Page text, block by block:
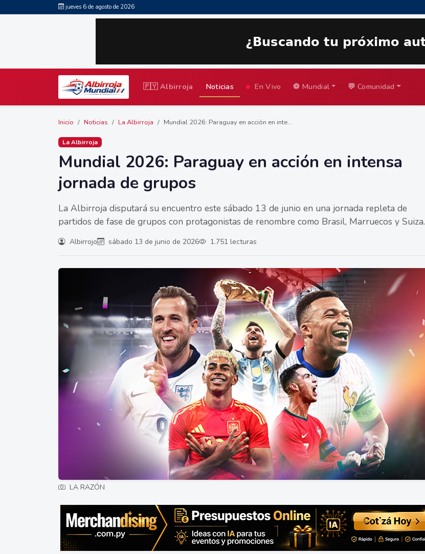
jueves 6 de agosto de 2026
🇵🇾 Albirroja Noticias En Vivo ⚽ Mundial 💬 Comunidad
Inicio Noticias La Albirroja Mundial 2026: Paraguay en acción en inte...
La Albirroja
Mundial 2026: Paraguay en acción en intensa
jornada de grupos
La Albirroja disputará su encuentro este sábado 13 de junio en una jornada repleta de
partidos de fase de grupos con protagonistas de renombre como Brasil, Marruecos y Suiza.
Albirrojo sábado 13 de junio de 2026 1.751 lecturas
LA RAZÓN